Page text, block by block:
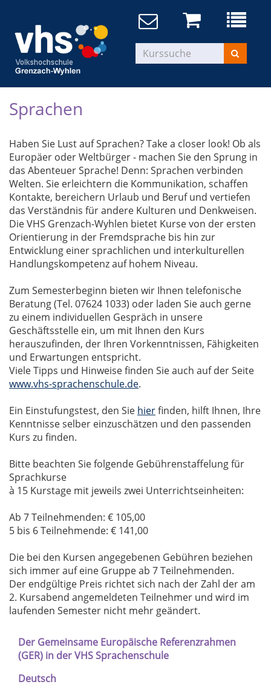
Sprachen
Haben Sie Lust auf Sprachen? Take a closer look! Ob als
Europäer oder Weltbürger - machen Sie den Sprung in
das Abenteuer Sprache! Denn: Sprachen verbinden
Welten. Sie erleichtern die Kommunikation, schaffen
Kontakte, bereichern Urlaub und Beruf und vertiefen
das Verständnis für andere Kulturen und Denkweisen.
Die VHS Grenzach-Wyhlen bietet Kurse von der ersten
Orientierung in der Fremdsprache bis hin zur
Entwicklung einer sprachlichen und interkulturellen
Handlungskompetenz auf hohem Niveau.
Zum Semesterbeginn bieten wir Ihnen telefonische
Beratung (Tel. 07624 1033) oder laden Sie auch gerne
zu einem individuellen Gespräch in unsere
Geschäftsstelle ein, um mit Ihnen den Kurs
herauszufinden, der Ihren Vorkenntnissen, Fähigkeiten
und Erwartungen entspricht.
Viele Tipps und Hinweise finden Sie auch auf der Seite
www.vhs-sprachenschule.de.
Ein Einstufungstest, den Sie hierfinden, hilft Ihnen, Ihre
Kenntnisse selber einzuschätzen und den passenden
Kurs zu finden.
Bitte beachten Sie folgende Gebührenstaffelung für
Sprachkurse
à 15 Kurstage mit jeweils zwei Unterrichtseinheiten:
Ab 7 Teilnehmenden: € 105,00
5 bis 6 Teilnehmende: € 141,00
Die bei den Kursen angegebenen Gebühren beziehen
sich immer auf eine Gruppe ab 7 Teilnehmenden.
Der endgültige Preis richtet sich nach der Zahl der am
2. Kursabend angemeldeten Teilnehmer und wird im
laufenden Semester nicht mehr geändert.
Der Gemeinsame Europäische Referenzrahmen
(GER) in der VHS Sprachenschule
Deutsch